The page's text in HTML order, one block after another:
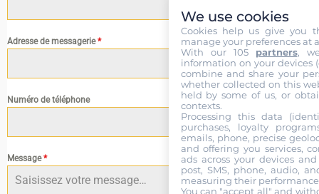
Adresse de messagerie*
Numéro de téléphone
Message*
We use cookies
Cookies help us give you
manage your preferences at
With our 105 partners,
information on your devices
combine and share your
whether collected on this
held by some of us, or
contexts.
Processing this data
purchases, loyalty
emails, phone, precise
and offering you services,
ads across your devices
post, SMS, phone, audio,
measuring their
You can "accept all" and